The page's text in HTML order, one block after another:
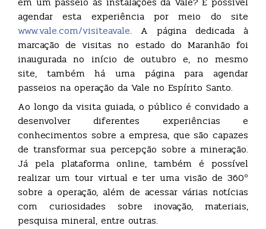
agendar esta experiência por meio do site
www.vale.com/visiteavale. A página dedicada à
marcação de visitas no estado do Maranhão foi
inaugurada no início de outubro e, no mesmo
site, também há uma página para agendar
passeios na operação da Vale no Espírito Santo.
Ao longo da visita guiada, o público é convidado a
desenvolver diferentes experiências e
conhecimentos sobre a empresa, que são capazes
de transformar sua percepção sobre a mineração.
Já pela plataforma online, também é possível
realizar um tour virtual e ter uma visão de 360º
sobre a operação, além de acessar várias notícias
com curiosidades sobre inovação, materiais,
pesquisa mineral, entre outras.